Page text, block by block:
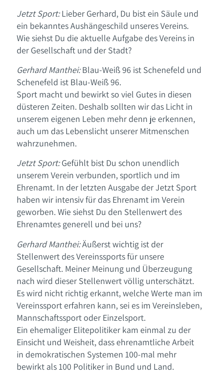
Jetzt Sport:Lieber Gerhard, Du bist ein Säule und
ein bekanntes Aushängeschild unseres Vereins.
Wie siehst Du die aktuelle Aufgabe des Vereins in
der Gesellschaft und der Stadt?
Gerhard Manthei:Blau-Weiß 96 ist Schenefeld und
Schenefeld ist Blau-Weiß 96.
Sport macht und bewirkt so viel Gutes in diesen
düsteren Zeiten. Deshalb sollten wir das Licht in
unserem eigenen Leben mehr denn je erkennen,
auch um das Lebenslicht unserer Mitmenschen
wahrzunehmen.
Jetzt Sport:Gefühlt bist Du schon unendlich
unserem Verein verbunden, sportlich und im
Ehrenamt. In der letzten Ausgabe der Jetzt Sport
haben wir intensiv für das Ehrenamt im Verein
geworben. Wie siehst Du den Stellenwert des
Ehrenamtes generell und bei uns?
Gerhard Manthei:Äußerst wichtig ist der
Stellenwert des Vereinssports für unsere
Gesellschaft. Meiner Meinung und Überzeugung
nach wird dieser Stellenwert völlig unterschätzt.
Es wird nicht richtig erkannt, welche Werte man im
Vereinssport erfahren kann, sei es im Vereinsleben,
Mannschaftssport oder Einzelsport.
Ein ehemaliger Elitepolitiker kam einmal zu der
Einsicht und Weisheit, dass ehrenamtliche Arbeit
in demokratischen Systemen 100-mal mehr
bewirkt als 100 Politiker in Bund und Land.